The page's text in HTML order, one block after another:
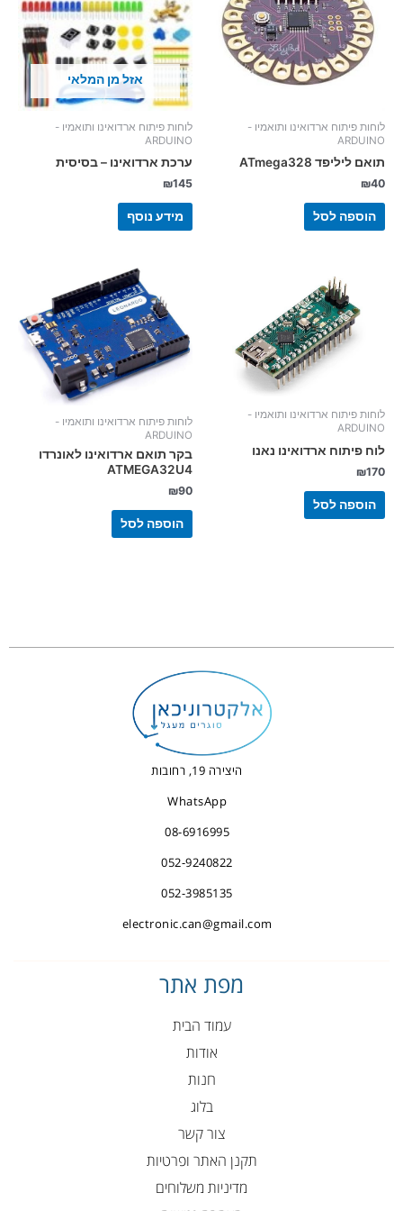
לוחות פיתוח ארדואינו ותואמיו -
ARDUINO
תואם ליליפד ATmega328
₪40
הוספה לסל
אזל מן המלאי
לוחות פיתוח ארדואינו ותואמיו -
ARDUINO
ערכת ארדואינו – בסיסית
₪145
מידע נוסף
לוחות פיתוח ארדואינו ותואמיו -
ARDUINO
לוח פיתוח ארדואינו נאנו
₪170
הוספה לסל
לוחות פיתוח ארדואינו ותואמיו -
ARDUINO
בקר תואם ארדואינו לאונרדו
ATMEGA32U4
₪90
הוספה לסל
היצירה 19, רחובות
WhatsApp
08-6916995
052-9240822
052-3985135
electronic.can@gmail.com
מפת אתר
עמוד הבית
אודות
חנות
בלוג
צור קשר
תקנן האתר ופרטיות
מדיניות משלוחים